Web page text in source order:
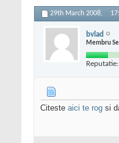
29th March 2008,
bvlad
Membru
Reputatie:
Citeste aici te rog si